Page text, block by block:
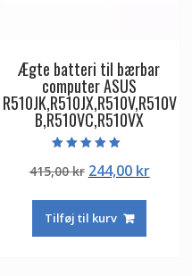
Ægte batteri til bærbar
computer ASUS
R510JK,R510JX,R510V,R510V
B,R510VC,R510VX
5.00
ud af 5
415,00kr Den
pris
var:
244,00 krDen
Tilføj til kurv